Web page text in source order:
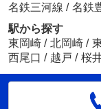
名鉄三河線 / 名鉄
駅から探す
東岡崎 / 北岡崎 /
西尾口 / 越戸 / 桜